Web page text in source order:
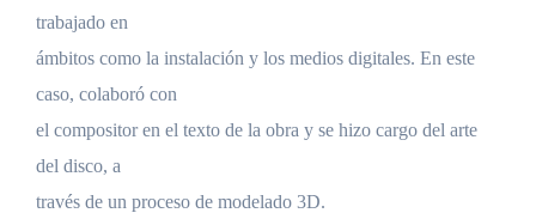
trabajado en
ámbitos como la instalación y los medios digitales. En este
caso, colaboró con
el compositor en el texto de la obra y se hizo cargo del arte
del disco, a
través de un proceso de modelado 3D.